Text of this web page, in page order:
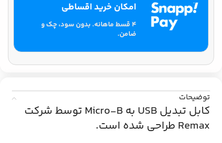
امکان خرید اقساطی
۴ قسط ماهانه. بدون سود، چک و
ضامن.
توضیحات
کابل تبدیل USB به Micro-B توسط شرکت
Remax طراحی شده است.